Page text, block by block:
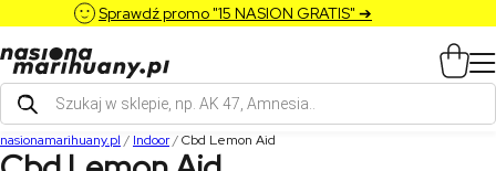
Sprawdź promo "15 NASION GRATIS" ➔
Wyszukiwarka
produktów
nasionamarihuany.pl / Indoor/Cbd Lemon Aid